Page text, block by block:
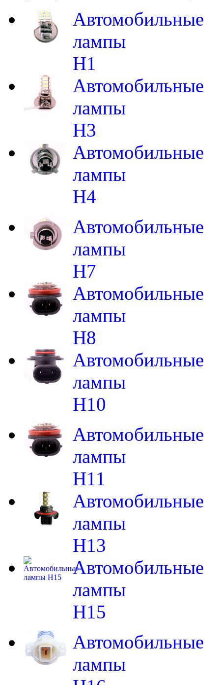
Автомобильные
лампы
H1
Автомобильные
лампы
H3
Автомобильные
лампы
H4
Автомобильные
лампы
H7
Автомобильные
лампы
H8
Автомобильные
лампы
H10
Автомобильные
лампы
H11
Автомобильные
лампы
H13
Автомобильные
лампы
H15
Автомобильные
лампы